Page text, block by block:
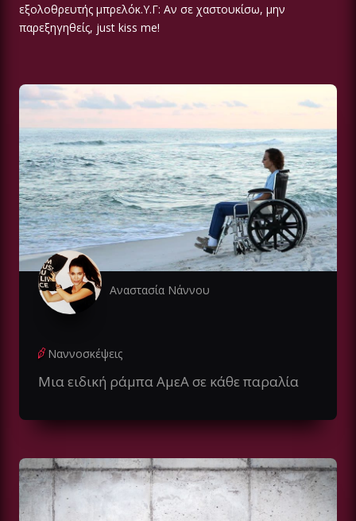
εξολοθρευτής μπρελόκ.Υ.Γ: Αν σε χαστουκίσω, μην
παρεξηγηθείς, just kiss me!
Αναστασία Νάννου
Ναννοσκέψεις
Μια ειδική ράμπα ΑμεΑ σε κάθε παραλία